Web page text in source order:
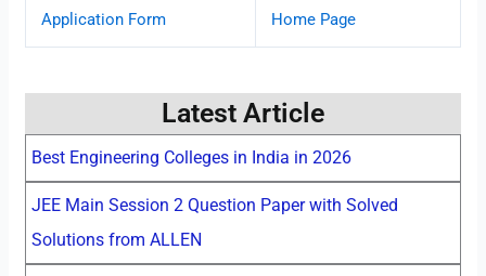
Application Form Home Page
Latest Article
Best Engineering Colleges in India in 2026
JEE Main Session 2 Question Paper with Solved
Solutions from ALLEN